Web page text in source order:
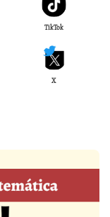
TikTok
X